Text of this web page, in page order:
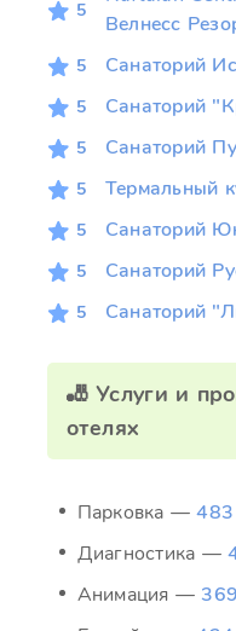
5
Велнесс
5 Санаторий
5 Санаторий
5 Санаторий
5 Термальный
5 Санаторий
5 Санаторий
5 Санаторий
🎳 Услуги и
отелях
Парковка —483
Диагностика —
Анимация — 369